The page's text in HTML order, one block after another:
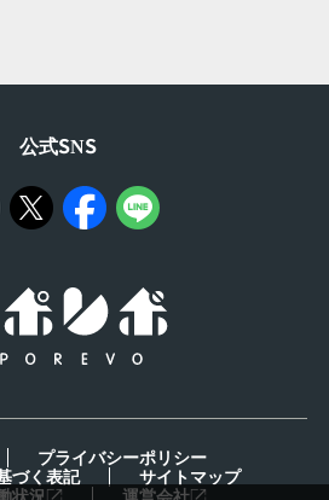
公式SNS
プライバシーポリシー
づく表記
サイトマップ
状況
運営会社